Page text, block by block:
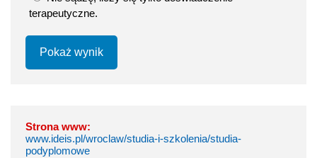
terapeutyczne.
Pokaż wynik
Strona www:
www.ideis.pl/wroclaw/studia-i-szkolenia/studia-
podyplomowe